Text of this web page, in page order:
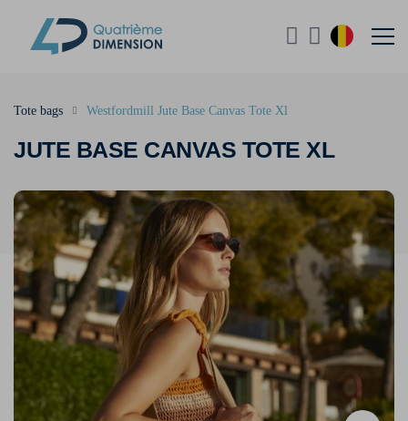
JUTE BASE CANVAS TOTE XL
Tote bags Westfordmill Jute Base Canvas Tote Xl